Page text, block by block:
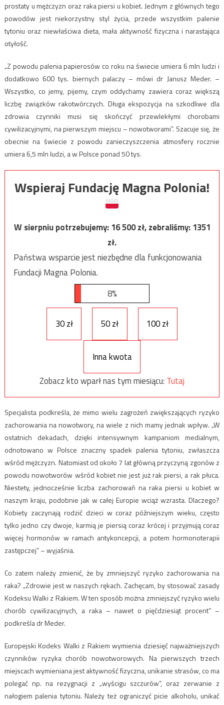
prostaty u mężczyzn oraz raka piersi u kobiet. Jednym z głównych tego
powodów jest niekorzystny styl życia, przede wszystkim palenie
tytoniu oraz niewłaściwa dieta, mała aktywność fizyczna i narastająca
otyłość.
„Z powodu palenia papierosów co roku na świecie umiera 6 mln ludzi i
dodatkowo 600 tys. biernych palaczy – mówi dr Janusz Meder. –
Wszystko, co jemy, pijemy, czym oddychamy zawiera coraz większą
liczbę związków rakotwórczych. Długa ekspozycja na szkodliwe dla
zdrowia czynniki musi się skończyć przewlekłymi chorobami
cywilizacyjnymi, na pierwszym miejscu – nowotworami”. Szacuje się, że
obecnie na świecie z powodu zanieczyszczenia atmosfery rocznie
umiera 6,5 mln ludzi, a w Polsce ponad 50 tys.
Wspieraj Fundację Magna Polonia!
W sierpniu potrzebujemy:16 500zł, zebraliśmy:1351
zł.
Państwa wsparcie jest niezbędne dla funkcjonowania
Fundacji Magna Polonia.
8%
30 zł 50 zł 100 zł
Inna kwota
Zobacz kto wparł nas tym miesiącu: Tutaj
Specjalista podkreśla, że mimo wielu zagrożeń zwiększających ryzyko
zachorowania na nowotwory, na wiele z nich mamy jednak wpływ. „W
ostatnich dekadach, dzięki intensywnym kampaniom medialnym,
odnotowano w Polsce znaczny spadek palenia tytoniu, zwłaszcza
wśród mężczyzn. Natomiast od około 7 lat główną przyczyną zgonów z
powodu nowotworów wśród kobiet nie jest już rak piersi, a rak płuca.
Niestety, jednocześnie liczba zachorowań na raka piersi u kobiet w
naszym kraju, podobnie jak w całej Europie wciąż wzrasta. Dlaczego?
Kobiety zaczynają rodzić dzieci w coraz późniejszym wieku, często
tylko jedno czy dwoje, karmią je piersią coraz krócej i przyjmują coraz
więcej hormonów w ramach antykoncepcji, a potem hormonoterapii
zastępczej” – wyjaśnia.
Co zatem należy zmienić, że by zmniejszyć ryzyko zachorowania na
raka? „Zdrowie jest w naszych rękach. Zachęcam, by stosować zasady
Kodeksu Walki z Rakiem. W ten sposób można zmniejszyć ryzyko wielu
chorób cywilizacyjnych, a raka – nawet o pięćdziesiąt procent” –
podkreśla dr Meder.
Europejski Kodeks Walki z Rakiem wymienia dziesięć najważniejszych
czynników ryzyka chorób nowotworowych. Na pierwszych trzech
miejscach wymieniana jest aktywność fizyczna, unikanie strasów, co ma
polegać np. na rezygnacji z „wyścigu szczurów”, oraz zerwanie z
nałogiem palenia tytoniu. Należy też ograniczyć picie alkoholu, unikać